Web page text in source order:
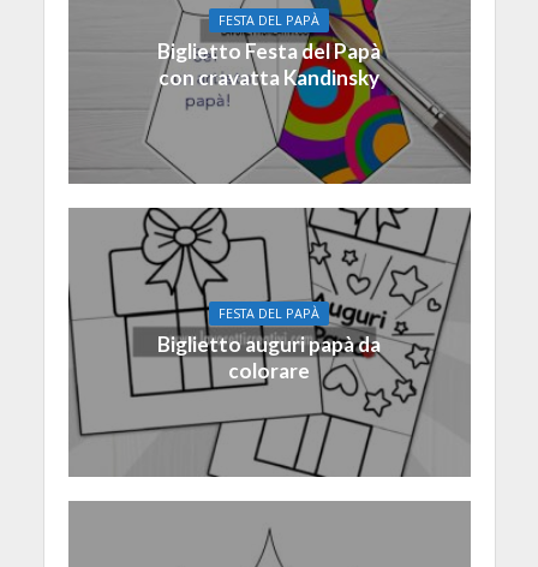
FESTA DEL PAPÀ
Biglietto Festa del Papà
con cravatta Kandinsky
FESTA DEL PAPÀ
Biglietto auguri papà da
colorare